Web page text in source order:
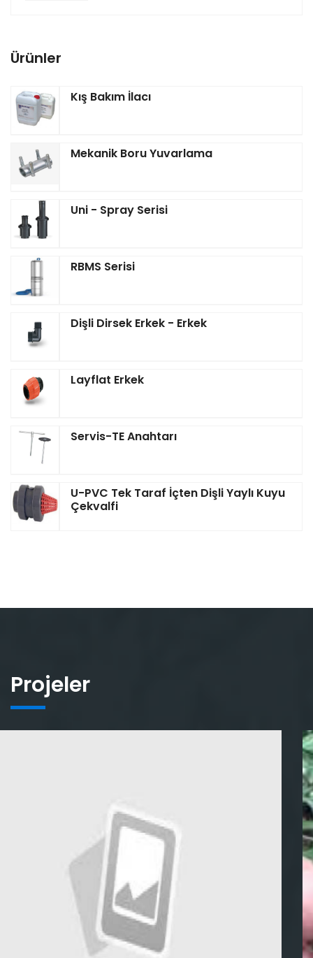
Ürünler
Kış Bakım İlacı
Mekanik Boru Yuvarlama
Uni - Spray Serisi
RBMS Serisi
Dişli Dirsek Erkek - Erkek
Layflat Erkek
Servis-TE Anahtarı
U-PVC Tek Taraf İçten Dişli Yaylı Kuyu
Çekvalfi
Projeler